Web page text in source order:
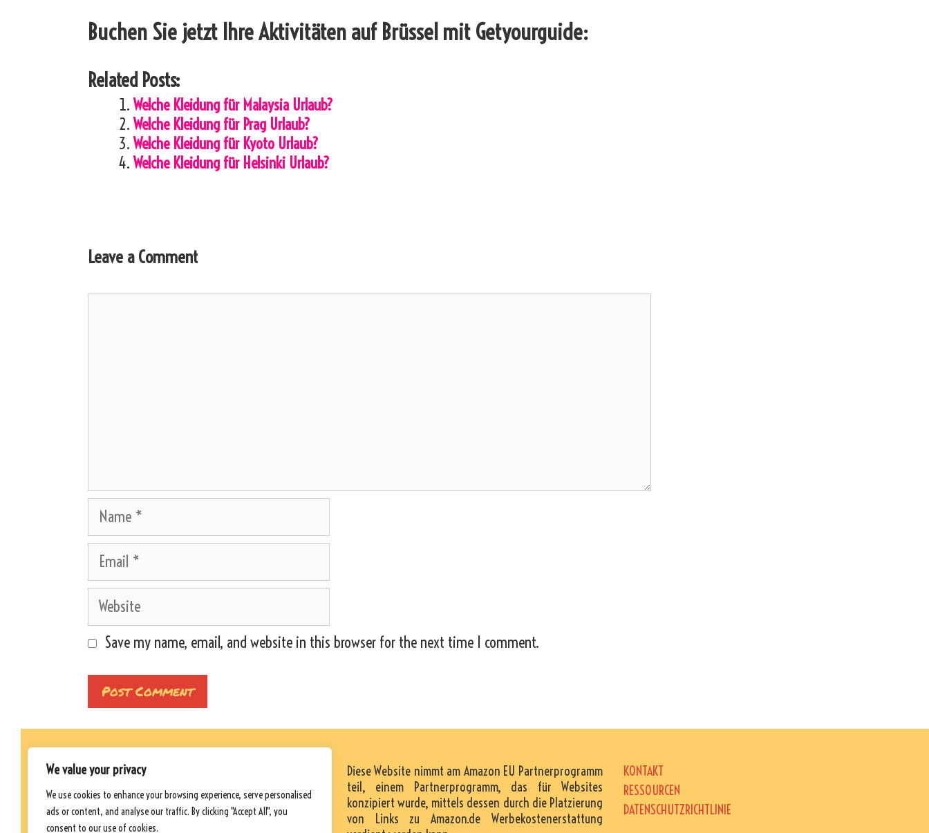
We value your privacy
We use cookies to enhance your browsing experience, serve personalised
ads or content, and analyse our traffic. By clicking "Accept All", you
consent to our use of cookies.
Buchen Sie jetzt Ihre Aktivitäten auf Brüssel mit Getyourguide:
Related Posts:
Welche Kleidung für Malaysia Urlaub?
Welche Kleidung für Prag Urlaub?
Welche Kleidung für Kyoto Urlaub?
Welche Kleidung für Helsinki Urlaub?
Leave a Comment
Name
Email
Website
Save my name, email, and website in this browser for the next time I comment.
©Packliste-Urlaub.com | Seit März 2022
Diese Website nimmt am Amazon EU Partnerprogramm
teil, einem Partnerprogramm, das für Websites
konzipiert wurde, mittels dessen durch die Platzierung
von Links zu Amazon.de Werbekostenerstattung
KONTAKT
RESSOURCEN
DATENSCHUTZRICHTLINIE